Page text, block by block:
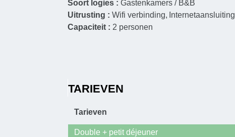
Soort logies :Gastenkamers / B&B
Uitrusting :Wifi verbinding Internetaansluiting
Capaciteit : 2 personen
TARIEVEN
Tarieven
Double + petit déjeuner